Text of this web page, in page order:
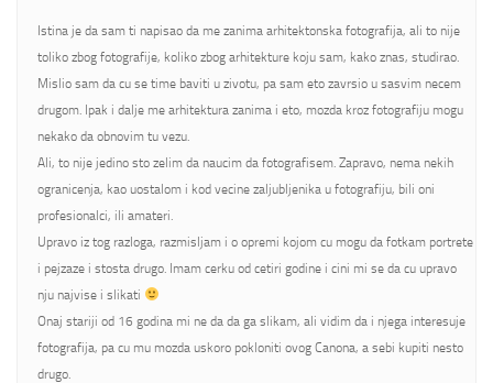
Istina je da sam ti napisao da me zanima arhitektonska fotografija, ali to nije
toliko zbog fotografije, koliko zbog arhitekture koju sam, kako znas, studirao.
Mislio sam da cu se time baviti u zivotu, pa sam eto zavrsio u sasvim necem
drugom. Ipak i dalje me arhitektura zanima i eto, mozda kroz fotografiju mogu
nekako da obnovim tu vezu.
Ali, to nije jedino sto zelim da naucim da fotografisem. Zapravo, nema nekih
ogranicenja, kao uostalom i kod vecine zaljubljenika u fotografiju, bili oni
profesionalci, ili amateri.
Upravo iz tog razloga, razmisljam i o opremi kojom cu mogu da fotkam portrete
i pejzaze i stosta drugo. Imam cerku od cetiri godine i cini mi se da cu upravo
nju najvise i slikati
Onaj stariji od 16 godina mi ne da da ga slikam, ali vidim da i njega interesuje
fotografija, pa cu mu mozda uskoro pokloniti ovog Canona, a sebi kupiti nesto
drugo.